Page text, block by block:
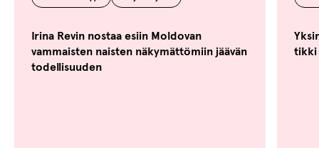
Irina Revin nostaa esiin Moldovan
vammaisten naisten näkymättömiin jäävän
todellisuuden
tikki